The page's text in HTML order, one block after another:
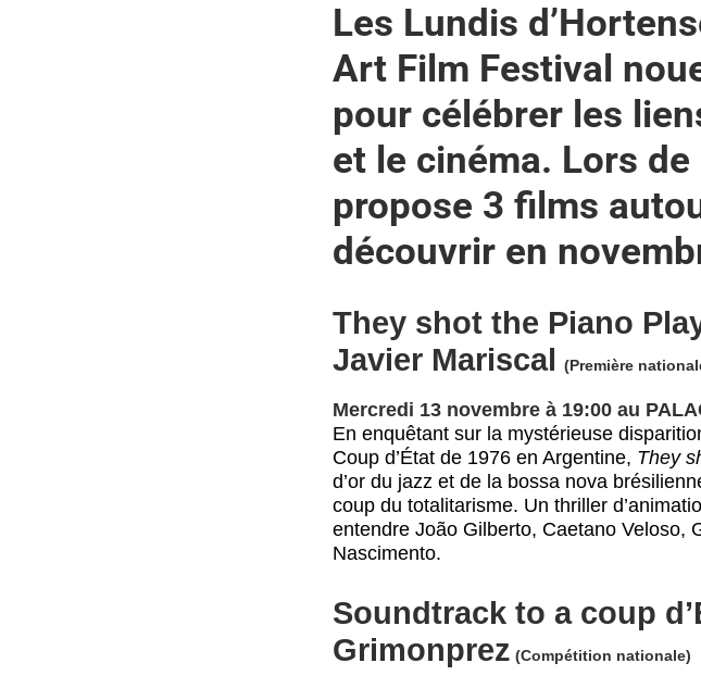
Les Lundis
Art Film Festival
pour célébrer les
et le cinéma. Lors de
propose 3 films
découvrir en
They shot the Piano
Javier Mariscal (Première
Mercredi 13 novembre à 19:00 au
En enquêtant sur la mystérieuse
Coup d’État de 1976 en Argentine, They
d’or du jazz et de la bossa nova
coup du totalitarisme. Un thriller
entendre João Gilberto, Caetano Veloso,
Nascimento.
Soundtrack to a coup
Grimonprez (Compétition nationale)